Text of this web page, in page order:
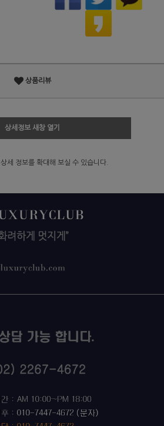
상품리뷰
상세정보 새창 열기
상세 정보를 확대해 보실 수 있습니다.